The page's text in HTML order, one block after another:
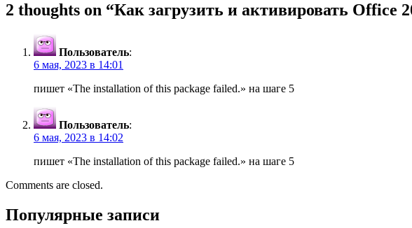
2 thoughts on “Как загрузить и активировать Office
Пользователь:
6 мая, 2023 в 14:01
пишет «The installation of this package failed.» на шаге 5
Пользователь:
6 мая, 2023 в 14:02
пишет «The installation of this package failed.» на шаге 5
Comments are closed.
Популярные записи